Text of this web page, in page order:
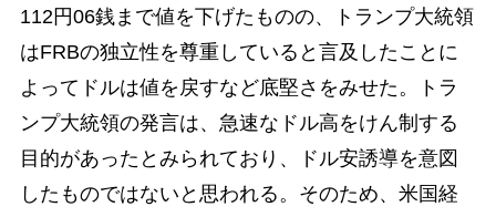
112円06銭まで値を下げたものの、トランプ大統領
はFRBの独立性を尊重していると言及したことに
よってドルは値を戻すなど底堅さをみせた。トラ
ンプ大統領の発言は、急速なドル高をけん制する
目的があったとみられており、ドル安誘導を意図
したものではないと思われる。そのため、米国経